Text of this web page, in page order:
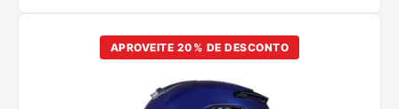
APROVEITE 20% DE DESCONTO